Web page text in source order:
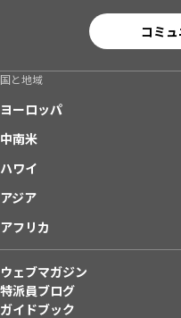
コミ
国と地域
ヨーロッパ
中南米
ハワイ
アジア
アフリカ
ウェブマガジン
特派員ブログ
ガイドブック